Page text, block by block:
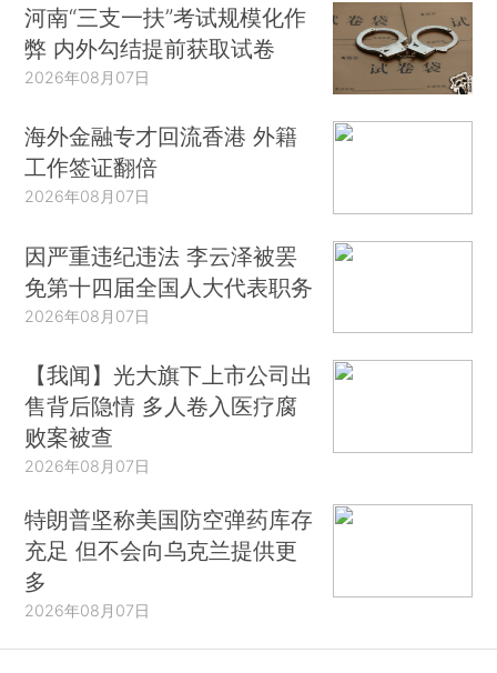
河南“三支一扶”考试规模化作
弊 内外勾结提前获取试卷
2026年08月07日
海外金融专才回流香港 外籍
工作签证翻倍
2026年08月07日
因严重违纪违法 李云泽被罢
免第十四届全国人大代表职务
2026年08月07日
【我闻】光大旗下上市公司出
售背后隐情 多人卷入医疗腐
败案被查
2026年08月07日
特朗普坚称美国防空弹药库存
充足 但不会向乌克兰提供更
多
2026年08月07日